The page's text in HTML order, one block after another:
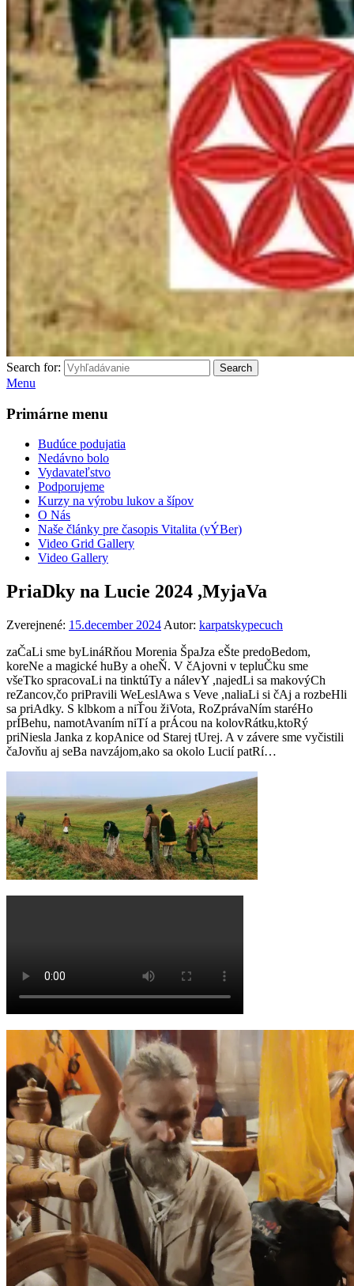
Search for: Search
Menu
Primárne menu
Budúce podujatia
Nedávno bolo
Vydavateľstvo
Podporujeme
Kurzy na výrobu lukov a šípov
O Nás
Naše články pre časopis Vitalita (vÝBer)
Video Grid Gallery
Video Gallery
PriaDky na Lucie 2024 ,MyjaVa
Zverejnené: 15.december 2024 Autor: karpatskypecuch
zaČaLi sme byLináRňou Morenia ŠpaJza eŠte predoBedom,
koreNe a magické huBy a oheŇ. V čAjovni v tepluČku sme
všeTko spracovaLi na tinktúTy a nálevY ,najedLi sa makovýCh
reZancov,čo priPravili WeLeslAwa s Veve ,naliaLi si čAj a rozbeHli
sa priAdky. S klbkom a niŤou žiVota, RoZprávaNím staréHo
prÍBehu, namotAvaním niTí a prÁcou na kolovRátku,ktoRý
priNiesla Janka z kopAnice od Starej tUrej. A v závere sme vyčistili
čaJovňu aj seBa navzájom,ako sa okolo Lucií patRí…